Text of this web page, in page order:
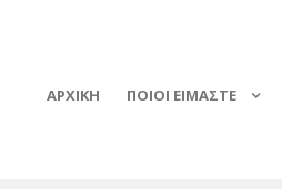
ΑΡΧΙΚΗ ΠΟΙΟΙ ΕΙΜΑΣΤΕ